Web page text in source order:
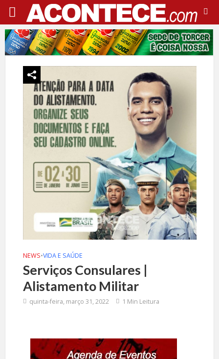
NEWS•VIDA E SAÚDE
Serviços Consulares |
Alistamento Militar
quinta-feira, março 31, 2022 1 Min Leitura